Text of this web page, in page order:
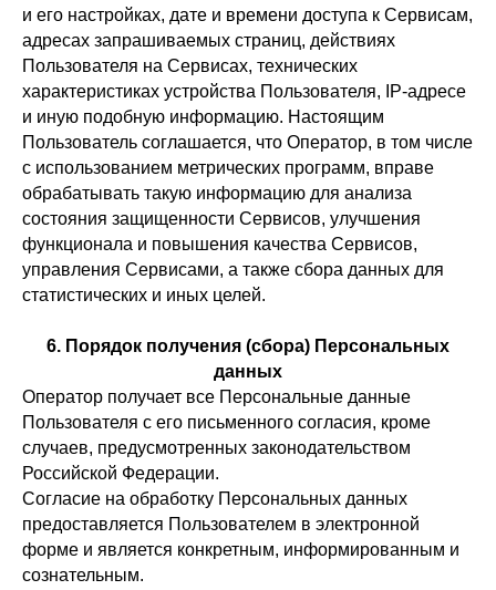
и его настройках, дате и времени доступа к Сервисам,
адресах запрашиваемых страниц, действиях
Пользователя на Сервисах, технических
характеристиках устройства Пользователя, IP-адресе
и иную подобную информацию. Настоящим
Пользователь соглашается, что Оператор, в том числе
с использованием метрических программ, вправе
обрабатывать такую информацию для анализа
состояния защищенности Сервисов, улучшения
функционала и повышения качества Сервисов,
управления Сервисами, а также сбора данных для
статистических и иных целей.
6. Порядок получения (сбора) Персональных
данных
Оператор получает все Персональные данные
Пользователя с его письменного согласия, кроме
случаев, предусмотренных законодательством
Российской Федерации.
Согласие на обработку Персональных данных
предоставляется Пользователем в электронной
форме и является конкретным, информированным и
сознательным.